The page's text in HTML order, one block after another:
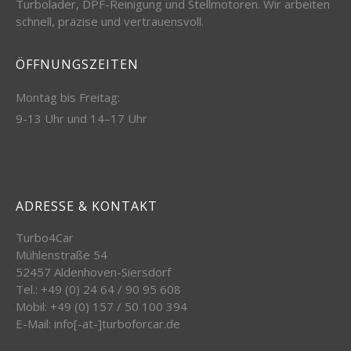
Turbolader, DPF-Reinigung und Stellmotoren. Wir arbeiten
schnell, präzise und vertrauensvoll.
ÖFFNUNGSZEITEN
Montag bis Freitag:
9-13 Uhr und 14–17 Uhr
ADRESSE & KONTAKT
Turbo4Car
Mühlenstraße 54
52457 Aldenhoven-Siersdorf
Tel.: +49 (0) 24 64 / 90 95 608
Mobil: +49 (0) 157 / 50 100 394
E-Mail: info[-at-]turboforcar.de